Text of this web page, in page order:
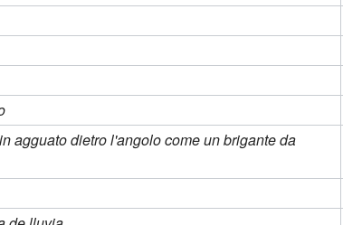
agguato dietro l'angolo come un brigante da